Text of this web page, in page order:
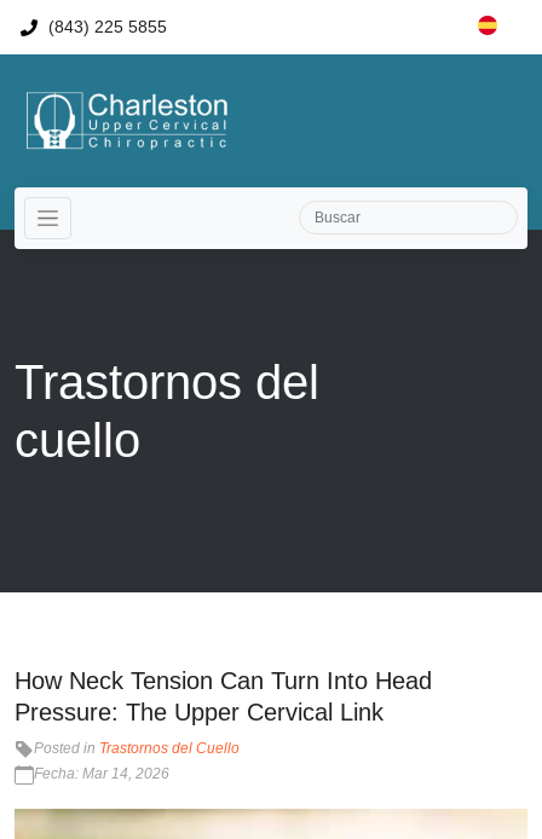
(843) 225 5855
Trastornos del
cuello
How Neck Tension Can Turn Into Head
Pressure: The Upper Cervical Link
Posted in Trastornos del Cuello
Fecha: Mar 14, 2026